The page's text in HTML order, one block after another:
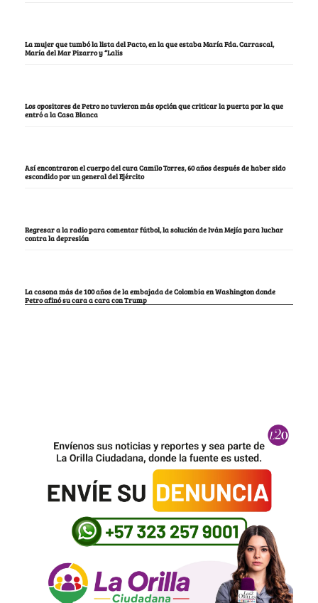
La mujer que tumbó la lista del Pacto, en la que estaba María Fda. Carrascal,
María del Mar Pizarro y “Lalis
Los opositores de Petro no tuvieron más opción que criticar la puerta por la que
entró a la Casa Blanca
Así encontraron el cuerpo del cura Camilo Torres, 60 años después de haber sido
escondido por un general del Ejército
Regresar a la radio para comentar fútbol, la solución de Iván Mejía para luchar
contra la depresión
La casona más de 100 años de la embajada de Colombia en Washington donde
Petro afinó su cara a cara con Trump